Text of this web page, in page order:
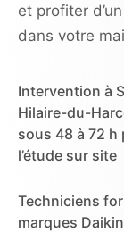
et profiter
dans votre
Intervention à
Hilaire-du-
sous 48 à 72 h
l’étude sur site
Techniciens
marques